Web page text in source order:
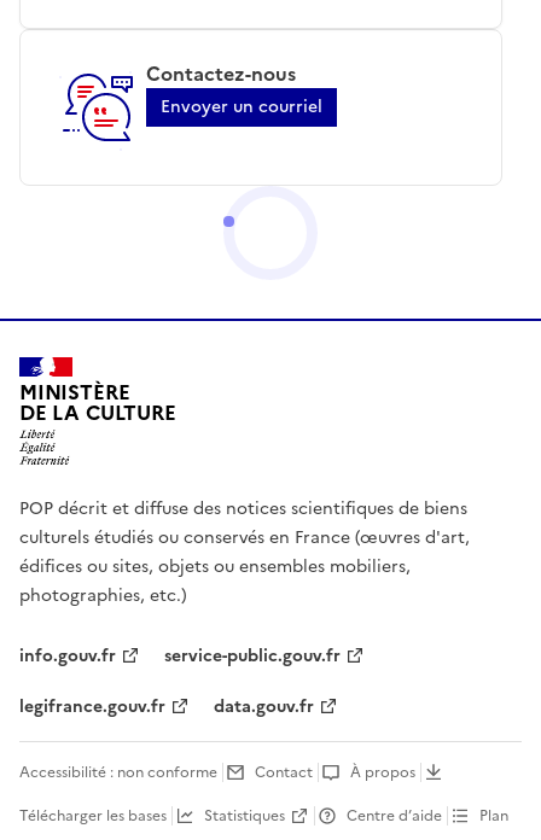
Contactez-nous
Envoyer un courriel
MINISTÈRE
DE LA CULTURE
POP décrit et diffuse des notices scientifiques de biens
culturels étudiés ou conservés en France (œuvres d'art,
édifices ou sites, objets ou ensembles mobiliers,
photographies, etc.)
info.gouv.fr
service-public.gouv.fr
legifrance.gouv.fr
data.gouv.fr
Accessibilité : non conforme Contact
À propos
Télécharger les bases
Statistiques Centre d’aide Plan